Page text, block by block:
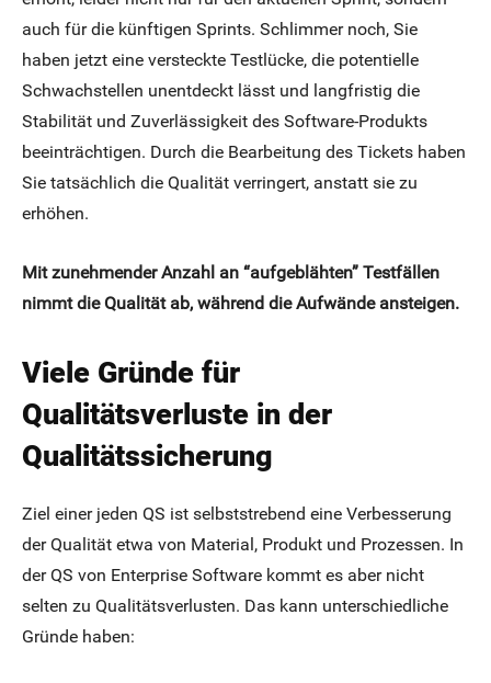
auch für die künftigen Sprints. Schlimmer noch, Sie
haben jetzt eine versteckte Testlücke, die potentielle
Schwachstellen unentdeckt lässt und langfristig die
Stabilität und Zuverlässigkeit des Software-Produkts
beeinträchtigen. Durch die Bearbeitung des Tickets haben
Sie tatsächlich die Qualität verringert, anstatt sie zu
erhöhen.
Mit zunehmender Anzahl an “aufgeblähten” Testfällen
nimmt die Qualität ab, während die Aufwände ansteigen.
Viele Gründe für
Qualitätsverluste in der
Qualitätssicherung
Ziel einer jeden QS ist selbststrebend eine Verbesserung
der Qualität etwa von Material, Produkt und Prozessen. In
der QS von Enterprise Software kommt es aber nicht
selten zu Qualitätsverlusten. Das kann unterschiedliche
Gründe haben: